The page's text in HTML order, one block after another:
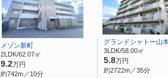
メゾン新町
2LDK/62.07㎡
9.2万円
約742m／10分
グランドシャトー山
3LDK/58.00㎡
5.8万円
約2722m／35分